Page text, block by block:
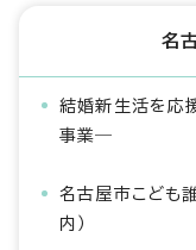
名
結婚新生活を応
事業―
名古屋市こども
内）